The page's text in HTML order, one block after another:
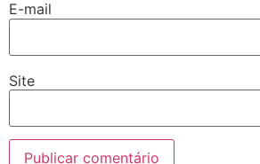
E-mail
Site